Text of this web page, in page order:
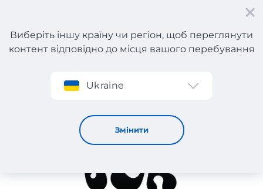
Реєстрація
Виберіть іншу країну чи регіон, щоб переглянути
контент відповідно до місця вашого перебування
Ukraine
Змінити
Hello Boyko